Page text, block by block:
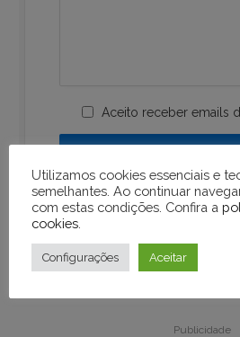
Aceito receber emails
Publicidade
Publicidade
Utilizamos cookies essenciais e
semelhantes. Ao continuar
com estas condições. Confira a
cookies
Configurações Aceitar